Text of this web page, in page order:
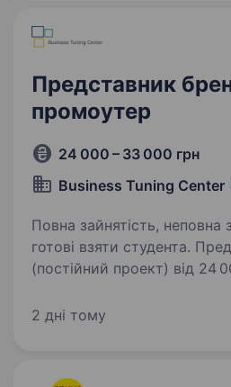
Представник
промоутер
24 000 – 33 000 грн
Business Tuning Center
Повна зайнятість, неповна
готові взяти студента. Представник бренду
(постійний проект) від 24 000 грн Ми —
агенцій маркетингових
2 дні тому